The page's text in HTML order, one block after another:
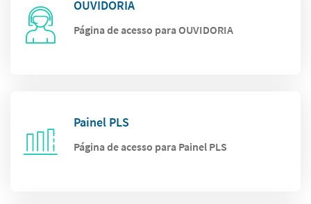
OUVIDORIA
Página de acesso para OUVIDORIA
Painel PLS
Página de acesso para Painel PLS